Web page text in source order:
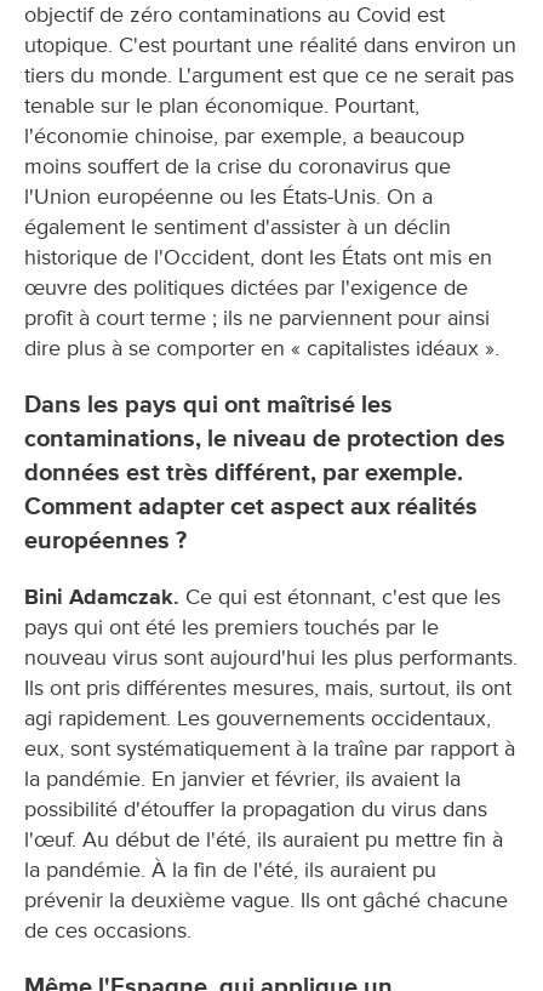
objectif de zéro contaminations au Covid est
utopique. C'est pourtant une réalité dans environ un
tiers du monde. L'argument est que ce ne serait pas
tenable sur le plan économique. Pourtant,
l'économie chinoise, par exemple, a beaucoup
moins souffert de la crise du coronavirus que
l'Union européenne ou les États-Unis. On a
également le sentiment d'assister à un déclin
historique de l'Occident, dont les États ont mis en
œuvre des politiques dictées par l'exigence de
profit à court terme ; ils ne parviennent pour ainsi
dire plus à se comporter en « capitalistes idéaux ».
Dans les pays qui ont maîtrisé les
contaminations, le niveau de protection des
données est très différent, par exemple.
Comment adapter cet aspect aux réalités
européennes ?
Bini Adamczak. Ce qui est étonnant, c'est que les
pays qui ont été les premiers touchés par le
nouveau virus sont aujourd'hui les plus performants.
Ils ont pris différentes mesures, mais, surtout, ils ont
agi rapidement. Les gouvernements occidentaux,
eux, sont systématiquement à la traîne par rapport à
la pandémie. En janvier et février, ils avaient la
possibilité d'étouffer la propagation du virus dans
l'œuf. Au début de l'été, ils auraient pu mettre fin à
la pandémie. À la fin de l'été, ils auraient pu
prévenir la deuxième vague. Ils ont gâché chacune
de ces occasions.